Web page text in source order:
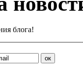
блога!